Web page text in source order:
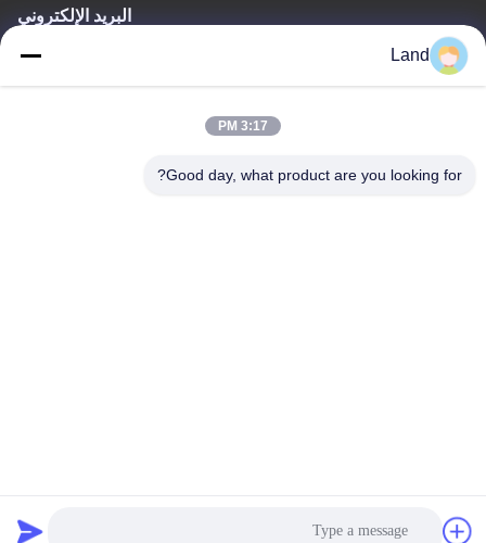
البريد الإلكتروني
land@szhw-tech.com
العنوان
Land
3:17 PM
Good day, what product are you looking for?